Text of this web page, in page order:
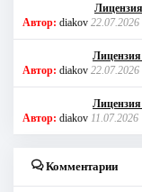
Автор: diakov 22.07.2026
Автор: diakov 22.07.2026
Лицензия
Автор: diakov 11.07.2026
Комментарии